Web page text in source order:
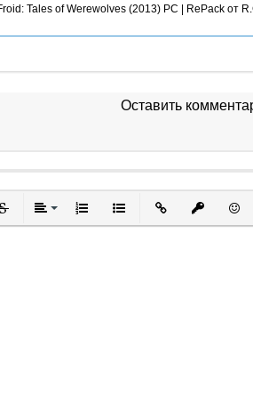
Tales of Werewolves (2013) PC | RePack от
Оставить
Выравнивание
Нумерованный список
Маркированный список
Вставить ссылку
Вставить